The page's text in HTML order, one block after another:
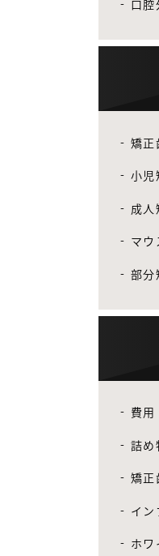
口腔
矯正
小児
成人
マウ
部分
費用
詰め
矯正
イン
ホワ